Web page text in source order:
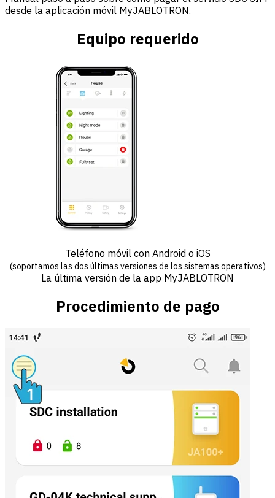
desde la aplicación móvil MyJABLOTRON.
Equipo requerido
Teléfono móvil con Android o iOS
(soportamos las dos últimas versiones de los sistemas operativos)
La última versión de la app MyJABLOTRON
Procedimiento de pago